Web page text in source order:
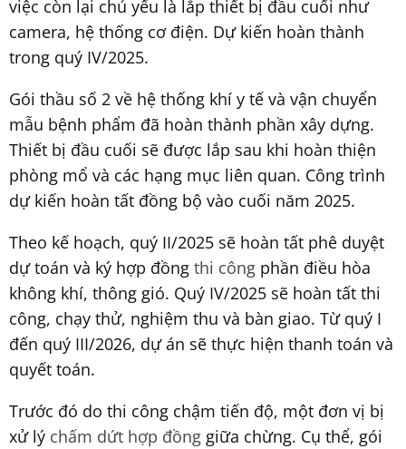
việc còn lại chủ yếu là lắp thiết bị đầu cuối như
camera, hệ thống cơ điện. Dự kiến hoàn thành
trong quý IV/2025.
Gói thầu số 2 về hệ thống khí y tế và vận chuyển
mẫu bệnh phẩm đã hoàn thành phần xây dựng.
Thiết bị đầu cuối sẽ được lắp sau khi hoàn thiện
phòng mổ và các hạng mục liên quan. Công trình
dự kiến hoàn tất đồng bộ vào cuối năm 2025.
Theo kế hoạch, quý II/2025 sẽ hoàn tất phê duyệt
dự toán và ký hợp đồng thi công phần điều hòa
không khí, thông gió. Quý IV/2025 sẽ hoàn tất thi
công, chạy thử, nghiệm thu và bàn giao. Từ quý I
đến quý III/2026, dự án sẽ thực hiện thanh toán và
quyết toán.
Trước đó do thi công chậm tiến độ, một đơn vị bị
xử lý chấm dứt hợp đồng giữa chừng. Cụ thể, gói